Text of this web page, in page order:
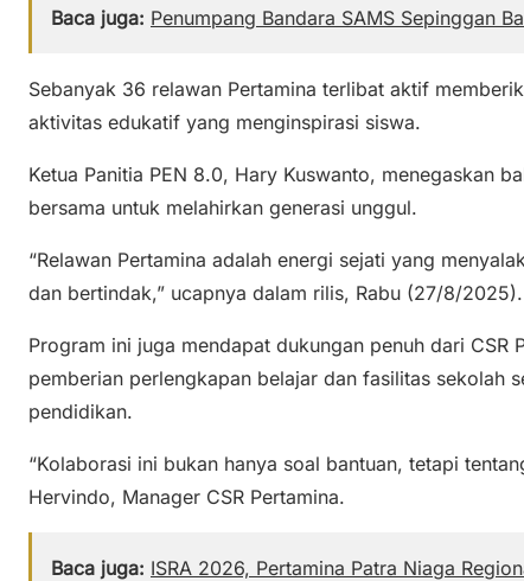
Baca juga: Penumpang Bandara SAMS Sepinggan
Sebanyak 36 relawan Pertamina terlibat aktif
aktivitas edukatif yang menginspirasi siswa.
Ketua Panitia PEN 8.0, Hary Kuswanto, menegaskan
bersama untuk melahirkan generasi unggul.
“Relawan Pertamina adalah energi sejati yang
dan bertindak,” ucapnya dalam rilis, Rabu (27/8/2025).
Program ini juga mendapat dukungan penuh dari CSR
pemberian perlengkapan belajar dan fasilitas sekolah
pendidikan.
“Kolaborasi ini bukan hanya soal bantuan, tetapi
Hervindo, Manager CSR Pertamina.
Baca juga: ISRA 2026, Pertamina Patra Niaga